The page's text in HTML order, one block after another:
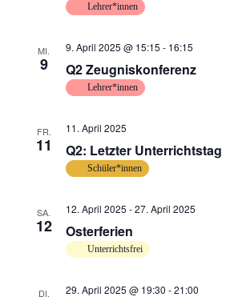
Lehrer*innen
MI.
9 Q2 Zeugniskonferenz
9. April 2025 @ 15:15 - 16:15
Lehrer*innen
FR.
11 Q2: Letzter Unterrichtstag
11. April 2025
Schüler*innen
SA.
12 Osterferien
12. April 2025 -27. April 2025
Unterrichtsfrei
DI. 29. April 2025 @ 19:30 -21:00